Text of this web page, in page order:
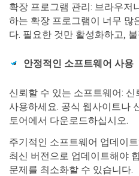
확장 프로그램 관리: 브라우저
하는 확장 프로그램이 너무 많
다. 필요한 것만 활성화하고,
안정적인 소프트웨어 사용
신뢰할 수 있는 소프트웨어:
사용하세요. 공식 웹사이트나
토어에서 다운로드하십시오.
주기적인 소프트웨어 업데이
최신 버전으로 업데이트해야
문제를 최소화할 수 있습니다.